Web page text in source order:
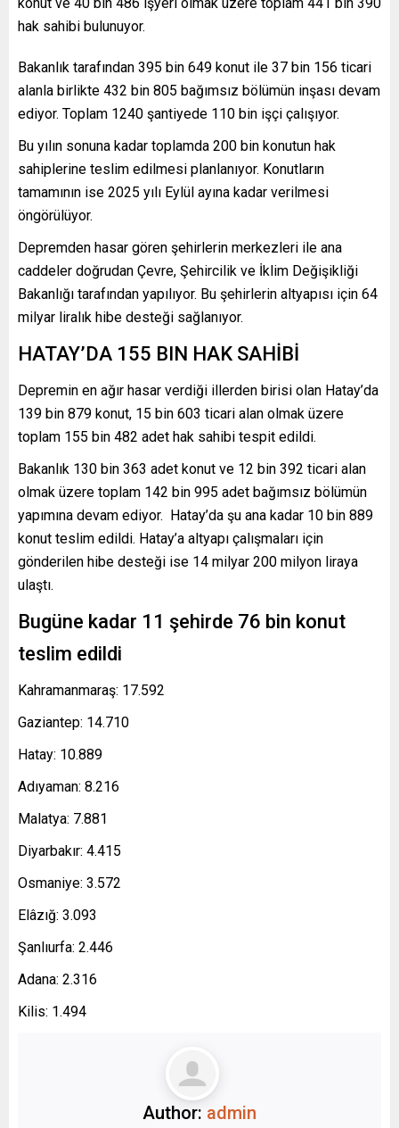
hak sahibi bulunuyor.
Bakanlık tarafından 395 bin 649 konut ile 37 bin 156 ticari
alanla birlikte 432 bin 805 bağımsız bölümün inşası devam
ediyor. Toplam 1240 şantiyede 110 bin işçi çalışıyor.
Bu yılın sonuna kadar toplamda 200 bin konutun hak
sahiplerine teslim edilmesi planlanıyor. Konutların
tamamının ise 2025 yılı Eylül ayına kadar verilmesi
öngörülüyor.
Depremden hasar gören şehirlerin merkezleri ile ana
caddeler doğrudan Çevre, Şehircilik ve İklim Değişikliği
Bakanlığı tarafından yapılıyor. Bu şehirlerin altyapısı için 64
milyar liralık hibe desteği sağlanıyor.
HATAY’DA 155 BIN HAK SAHİBİ
Depremin en ağır hasar verdiği illerden birisi olan Hatay’da
139 bin 879 konut, 15 bin 603 ticari alan olmak üzere
toplam 155 bin 482 adet hak sahibi tespit edildi.
Bakanlık 130 bin 363 adet konut ve 12 bin 392 ticari alan
olmak üzere toplam 142 bin 995 adet bağımsız bölümün
yapımına devam ediyor. Hatay’da şu ana kadar 10 bin 889
konut teslim edildi. Hatay’a altyapı çalışmaları için
gönderilen hibe desteği ise 14 milyar 200 milyon liraya
ulaştı.
Bugüne kadar 11 şehirde 76 bin konut
teslim edildi
Kahramanmaraş: 17.592
Gaziantep: 14.710
Hatay: 10.889
Adıyaman: 8.216
Malatya: 7.881
Diyarbakır: 4.415
Osmaniye: 3.572
Elâzığ: 3.093
Şanlıurfa: 2.446
Adana: 2.316
Kilis: 1.494
Author: admin